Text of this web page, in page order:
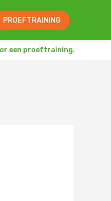
PROEFTRAINING
een proeftraining.